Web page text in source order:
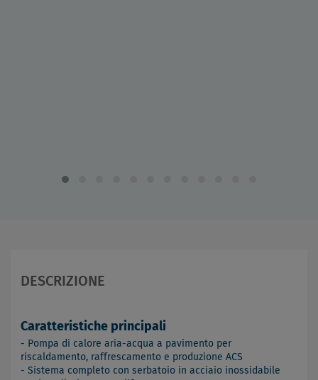
DESCRIZIONE
Caratteristiche principali
- Pompa di calore aria-acqua a pavimento per
riscaldamento, raffrescamento e produzione ACS
- Sistema completo con serbatoio in acciaio inossidabile